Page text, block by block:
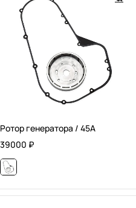
Ротор генератора / 45А
39000 ₽